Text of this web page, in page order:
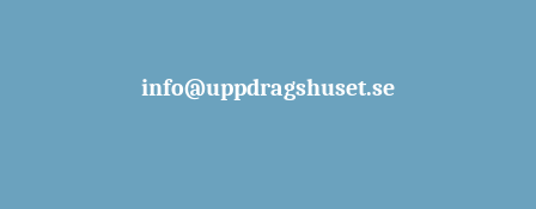
info@uppdragshuset.se